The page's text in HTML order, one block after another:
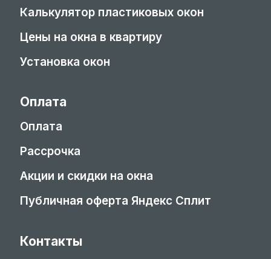
Калькулятор пластиковых окон
Цены на окна в квартиру
Установка окон
Оплата
Оплата
Рассрочка
Акции и скидки на окна
Публичная оферта Яндекс Сплит
Контакты